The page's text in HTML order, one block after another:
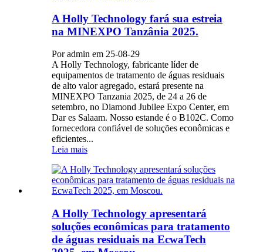
A Holly Technology fará sua estreia
na MINEXPO Tanzânia 2025.
Por admin em 25-08-29
A Holly Technology, fabricante líder de
equipamentos de tratamento de águas residuais
de alto valor agregado, estará presente na
MINEXPO Tanzania 2025, de 24 a 26 de
setembro, no Diamond Jubilee Expo Center, em
Dar es Salaam. Nosso estande é o B102C. Como
fornecedora confiável de soluções econômicas e
eficientes...
Leia mais
A Holly Technology apresentará
soluções econômicas para tratamento
de águas residuais na EcwaTech